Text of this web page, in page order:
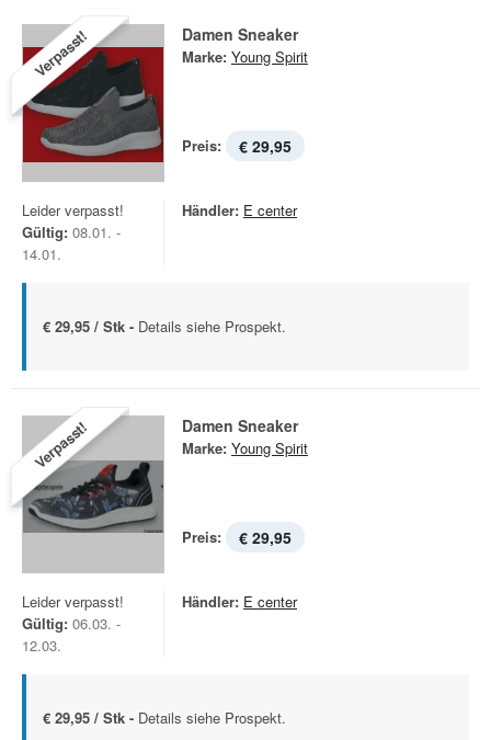
Verpasst! Damen Sneaker
Marke: Young Spirit
Preis: € 29,95
Leider verpasst!
Gültig: 08.01. -
14.01.
Händler: E center
€ 29,95 / Stk - Details siehe Prospekt.
Verpasst! Damen Sneaker
Marke: Young Spirit
Preis: € 29,95
Leider verpasst!
Gültig: 06.03. -
12.03.
Händler: E center
€ 29,95 / Stk - Details siehe Prospekt.